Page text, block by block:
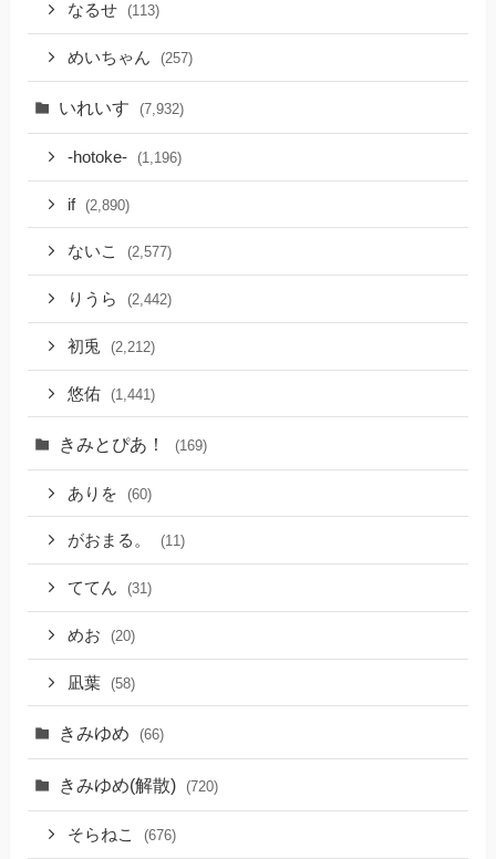
なるせ (113)
めいちゃん (257)
いれいす (7,932)
-hotoke- (1,196)
if (2,890)
ないこ (2,577)
りうら (2,442)
初兎 (2,212)
悠佑 (1,441)
きみとぴあ！ (169)
ありを (60)
がおまる。 (11)
ててん (31)
めお (20)
凪葉 (58)
きみゆめ (66)
きみゆめ(解散) (720)
そらねこ (676)